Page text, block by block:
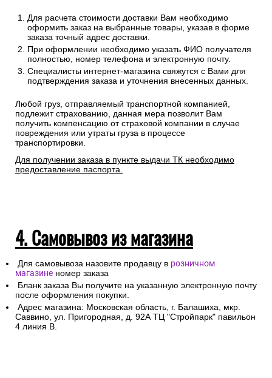
Для расчета стоимости доставки Вам необходимо
оформить заказ на выбранные товары, указав в форме
заказа точный адрес доставки.
При оформлении необходимо указать ФИО получателя
полностью, номер телефона и электронную почту.
Специалисты интернет-магазина свяжутся с Вами для
подтверждения заказа и уточнения внесенных данных.
Любой груз, отправляемый транспортной компанией,
подлежит страхованию, данная мера позволит Вам
получить компенсацию от страховой компании в случае
повреждения или утраты груза в процессе
транспортировки.
Для получении заказа в пункте выдачи ТК необходимо
предоставление паспорта.
4. Самовывоз из магазина
Для самовывоза назовите продавцу в розничном
магазине номер заказа
Бланк заказа Вы получите на указанную электронную почту
после оформления покупки.
Адрес магазина: Московская область, г. Балашиха, мкр.
Саввино, ул. Пригородная, д. 92А ТЦ "Стройпарк" павильон
4 линия В.